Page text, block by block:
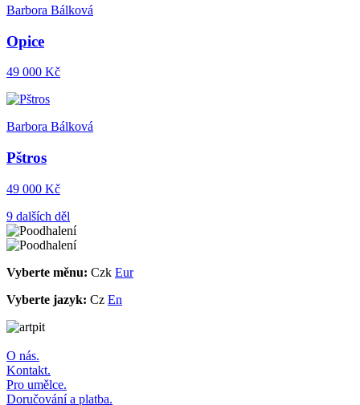
Barbora Bálková
Opice
49 000 Kč
Barbora Bálková
Pštros
49 000 Kč
9 dalších děl
Vyberte měnu: Czk Eur
Vyberte jazyk: Cz En
O nás.
Kontakt.
Pro umělce.
Doručování a platba.